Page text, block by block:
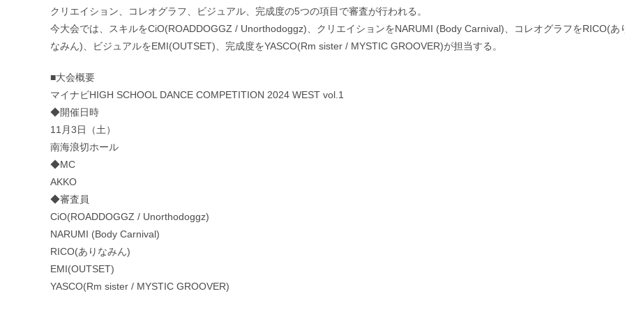
クリエイション、コレオグラフ、ビジュアル、完成度の5つの項目で審査が行われる。
今大会では、スキルをCiO(ROADDOGGZ / Unorthodoggz)、クリエイションをNARUMI (Body Carnival)、コレオグラフをRICO(あ
なみん)、ビジュアルをEMI(OUTSET)、完成度をYASCO(Rm sister / MYSTIC GROOVER)が担当する。
■大会概要
マイナビHIGH SCHOOL DANCE COMPETITION 2024 WEST vol.1
◆開催日時
11月3日（土）
南海浪切ホール
◆MC
AKKO
◆審査員
CiO(ROADDOGGZ / Unorthodoggz)
NARUMI (Body Carnival)
RICO(ありなみん)
EMI(OUTSET)
YASCO(Rm sister / MYSTIC GROOVER)